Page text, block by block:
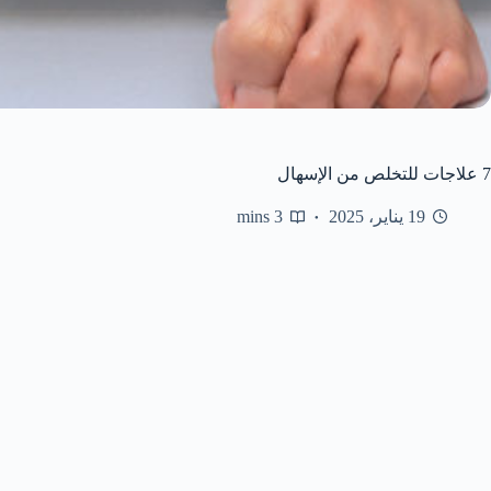
7 علاجات للتخلص من الإسهال
19 يناير، 2025 3 mins